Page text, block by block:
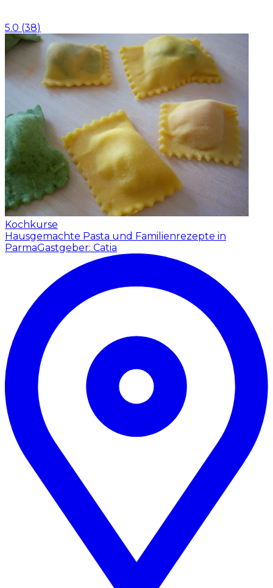
5.0 (38)
Kochkurse
Hausgemachte Pasta und Familienrezepte in
ParmaGastgeber: Catia